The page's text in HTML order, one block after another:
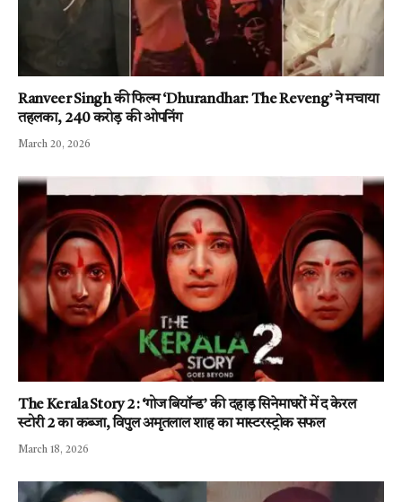
Ranveer Singh की फिल्म ‘Dhurandhar: The Reveng’ ने मचाया
तहलका, 240 करोड़ की ओपनिंग
March 20, 2026
The Kerala Story 2 : ‘गोज बियॉन्ड’ की दहाड़ सिनेमाघरों में द केरल
स्टोरी 2 का कब्जा, विपुल अमृतलाल शाह का मास्टरस्ट्रोक सफल
March 18, 2026